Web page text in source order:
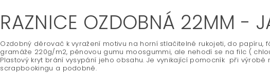
RAZNICE OZDOBNÁ 22MM -
Ozdobný děrovač k vyražení motivu na horní stlačitelné rukojeti, do papíru,
gramáže 220g/m2, pěnovou gumu moosgummi, ale nehodí se na filc (
Plastový kryt brání vysypání jeho obsahu. Je vynikající pomocník při
scrapbookingu a podobně.